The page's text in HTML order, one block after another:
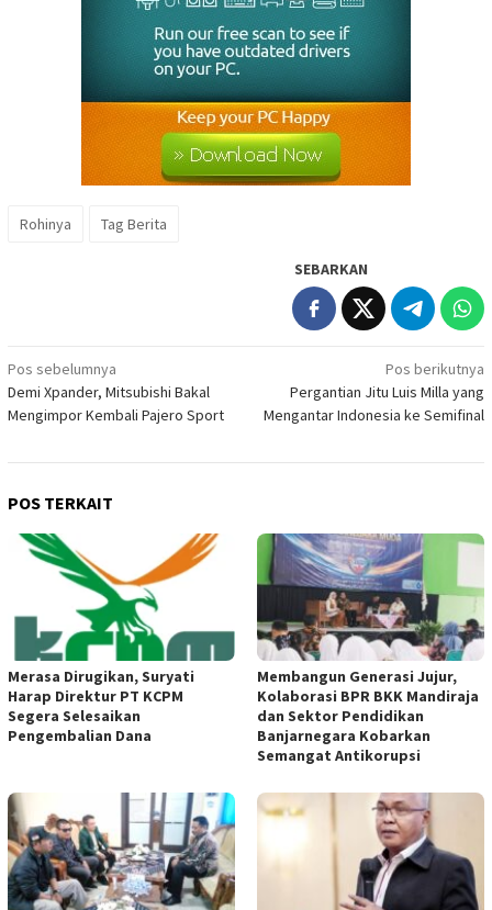
Rohinya Tag Berita
SEBARKAN
Navigasi
pos
Pos sebelumnya
Demi Xpander, Mitsubishi Bakal
Mengimpor Kembali Pajero Sport
Pos berikutnya
Pergantian Jitu Luis Milla yang
Mengantar Indonesia ke Semifinal
POS TERKAIT
Merasa Dirugikan, Suryati
Harap Direktur PT KCPM
Segera Selesaikan
Pengembalian Dana
Membangun Generasi Jujur,
Kolaborasi BPR BKK Mandiraja
dan Sektor Pendidikan
Banjarnegara Kobarkan
Semangat Antikorupsi